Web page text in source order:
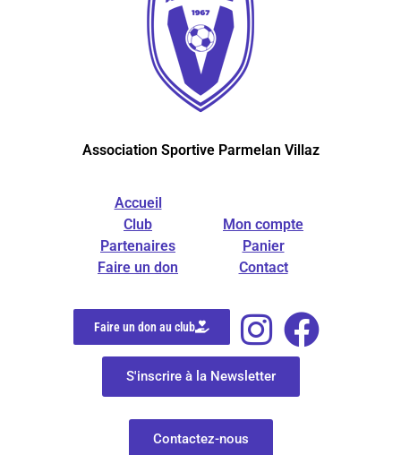
Association Sportive Parmelan Villaz
Accueil
Club
Partenaires
Faire un don
Mon compte
Panier
Contact
Faire un don au club
S'inscrire à la Newsletter
Contactez-nous